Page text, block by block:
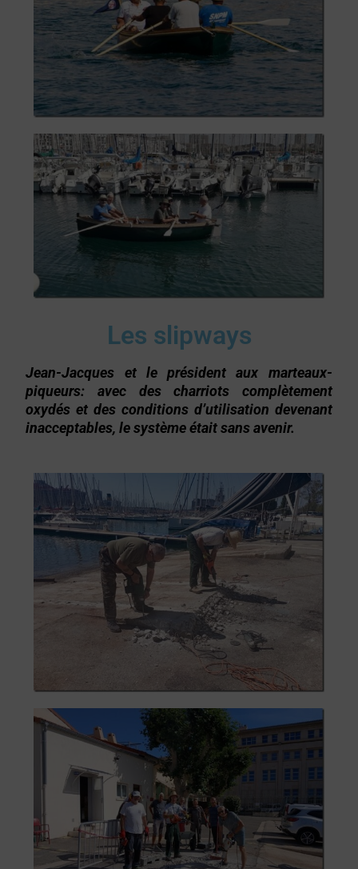
Les slipways
Jean-Jacques et le président aux marteaux-
piqueurs: avec des charriots complètement
oxydés et des conditions d’utilisation devenant
inacceptables, le système était sans avenir.